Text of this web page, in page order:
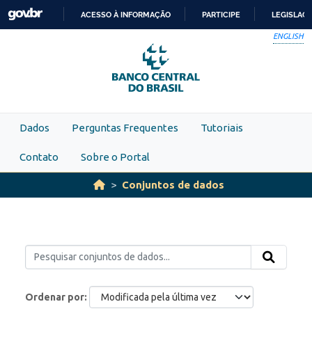
Skip to main content
PARA
O
CONTEÚDO
ACESSO À INFORMAÇÃO PARTICIPE
ENGLISH
Dados Perguntas Frequentes Tutoriais
Contato Sobre o Portal
Conjuntos de dados
Ordenar por